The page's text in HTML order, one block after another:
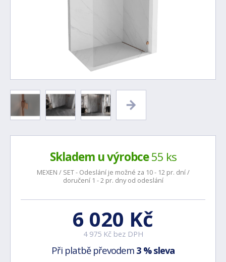
Skladem u výrobce55 ks
MEXEN / SET - Odeslání je možné za 10 - 12 pr. dní /
doručení 1 - 2 pr. dny od odeslání
6 020 Kč
4 975 Kč bez DPH
Při platbě převodem 3 % sleva